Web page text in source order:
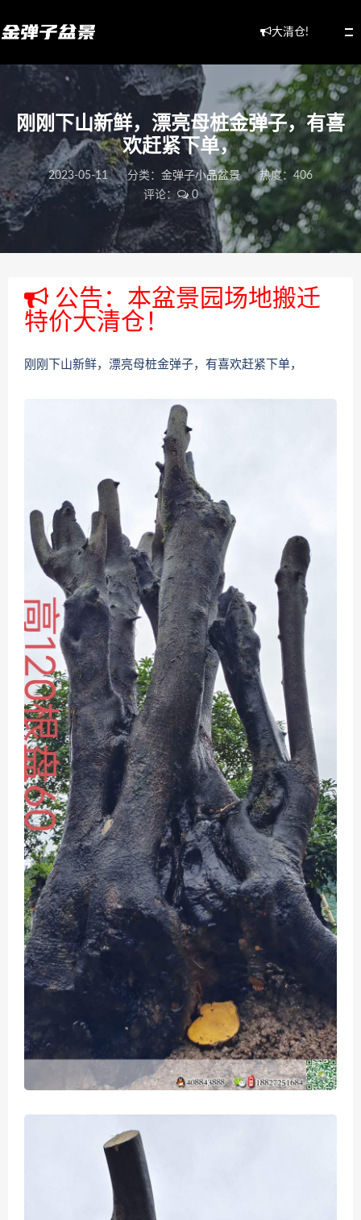
大清仓!
刚刚下山新鲜，漂亮母桩金弹子，有喜
欢赶紧下单，
2023-05-11 分类： 金弹子小品盆景
热度：406
评论：
0
公告：本盆景园场地搬迁
特价大清仓！
刚刚下山新鲜，漂亮母桩金弹子，有喜欢赶紧下单，